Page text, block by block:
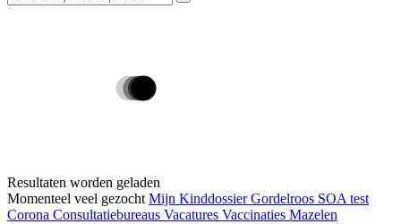
Resultaten worden geladen
Momenteel veel gezocht Mijn KinddossierGordelroos SOA test
Corona Consultatiebureaus Vacatures Vaccinaties Mazelen